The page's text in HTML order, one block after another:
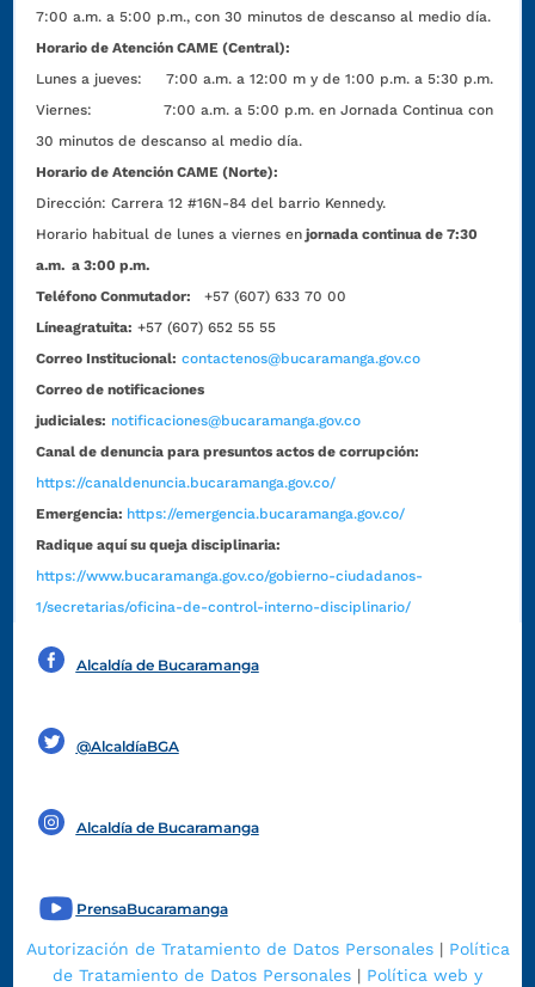
7:00 a.m. a 5:00 p.m., con 30 minutos de descanso al medio día.
Horario de Atención CAME (Central):
Lunes a jueves: 7:00 a.m. a 12:00 m y de 1:00 p.m. a 5:30 p.m.
Viernes: 7:00 a.m. a 5:00 p.m. en Jornada Continua con
30 minutos de descanso al medio día.
Horario de Atención CAME (Norte):
Dirección:Carrera 12 #16N-84 del barrio Kennedy.
Horario habitual de lunes a viernes en jornada continua de 7:30
a.m. a 3:00 p.m.
Teléfono Conmutador:
+57 (607) 633 70 00
Líneagratuita: +57 (607) 652 55 55
Correo Institucional: contactenos@bucaramanga.gov.co
Correo de notificaciones
judiciales: notificaciones@bucaramanga.gov.co
Canal de denuncia para presuntos actos de corrupción:
https://canaldenuncia.bucaramanga.gov.co/
Emergencia: https://emergencia.bucaramanga.gov.co/
Radique aquí su queja disciplinaria:
https://www.bucaramanga.gov.co/gobierno-ciudadanos-
1/secretarias/oficina-de-control-interno-disciplinario/
Alcaldía de Bucaramanga
@AlcaldíaBGA
Alcaldía de Bucaramanga
PrensaBucaramanga
Autorización de Tratamiento de Datos Personales| Política
de Tratamiento de Datos Personales | Política web y